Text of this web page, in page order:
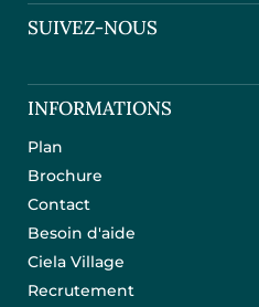
SUIVEZ-NOUS
INFORMATIONS
Plan
Brochure
Contact
Besoin d'aide
Ciela Village
Recrutement